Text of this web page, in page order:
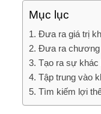
Mục lục
1. Đưa ra giá trị
2. Đưa ra chương
3. Tạo ra sự khác
4. Tập trung vào
5. Tìm kiếm lợi